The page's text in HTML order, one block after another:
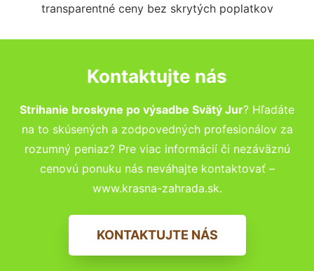
transparentné ceny bez skrytých poplatkov
Kontaktujte nás
Strihanie broskyne po výsadbe Svätý Jur? Hľadáte
na to skúsených a zodpovedných profesionálov za
rozumný peniaz? Pre viac informácií či nezáväznú
cenovú ponuku nás neváhajte kontaktovať –
www.krasna-zahrada.sk.
KONTAKTUJTE NÁS